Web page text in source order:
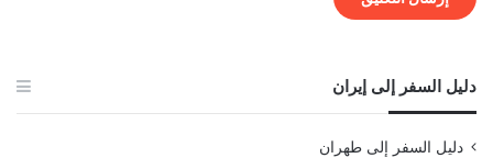
دليل السفر إلى إيران
دليل السفر إلى طهران